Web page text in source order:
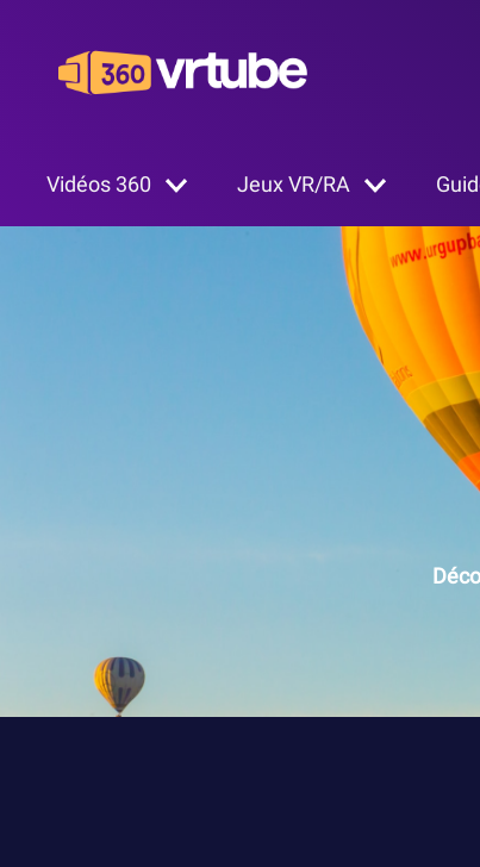
Vidéos 360 Jeux VR/RA